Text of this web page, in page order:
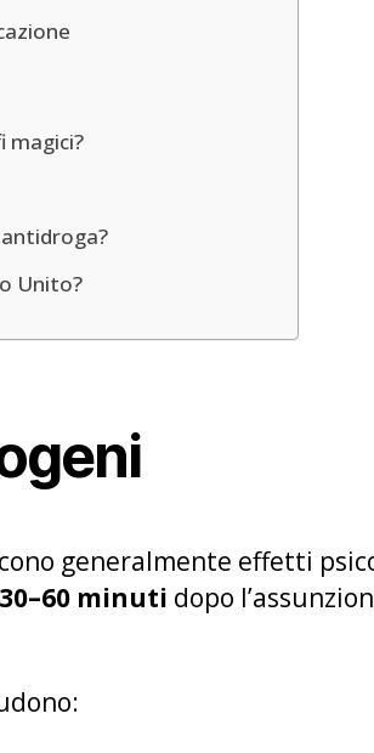
Unito?
generalmente effetti
30–60 minuti dopo